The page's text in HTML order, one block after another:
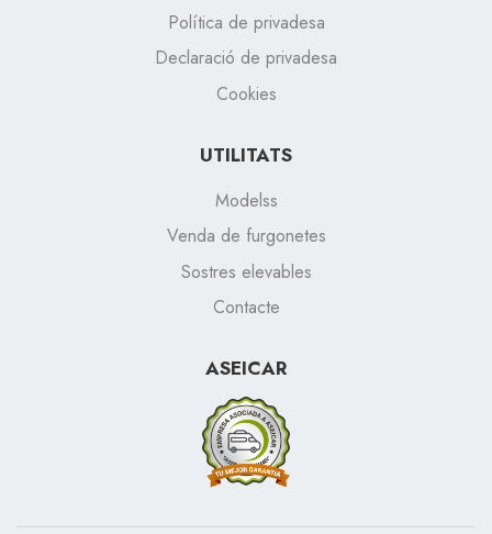
Política de privadesa
Declaració de privadesa
Cookies
UTILITATS
Modelss
Venda de furgonetes
Sostres elevables
Contacte
ASEICAR